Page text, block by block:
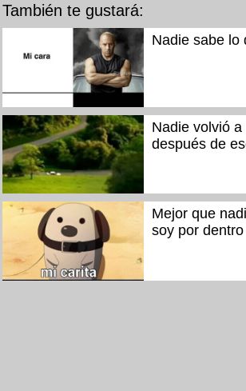
También te gustará:
Nadie sabe lo
Nadie volvió
después de
Mejor que
soy por dentro